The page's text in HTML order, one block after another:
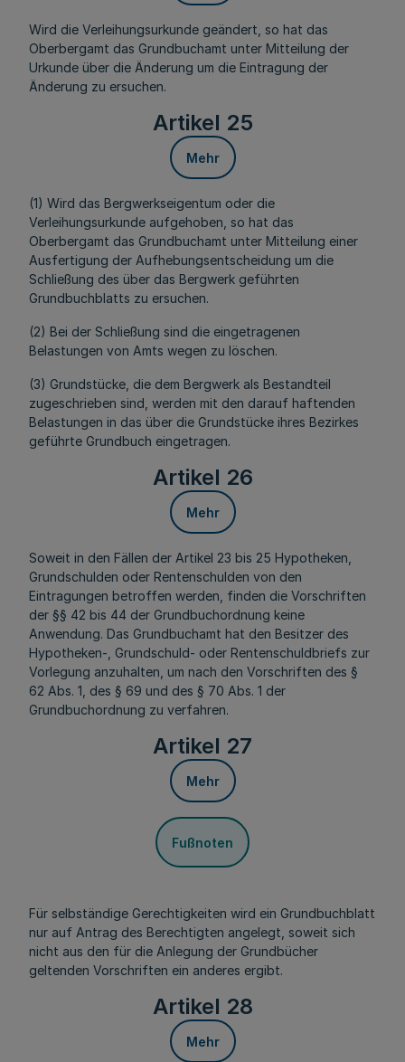
Wird die Verleihungsurkunde geändert, so hat das
Oberbergamt das Grundbuchamt unter Mitteilung der
Urkunde über die Änderung um die Eintragung der
Änderung zu ersuchen.
Artikel 25
Mehr
(1) Wird das Bergwerkseigentum oder die
Verleihungsurkunde aufgehoben, so hat das
Oberbergamt das Grundbuchamt unter Mitteilung einer
Ausfertigung der Aufhebungsentscheidung um die
Schließung des über das Bergwerk geführten
Grundbuchblatts zu ersuchen.
(2) Bei der Schließung sind die eingetragenen
Belastungen von Amts wegen zu löschen.
(3) Grundstücke, die dem Bergwerk als Bestandteil
zugeschrieben sind, werden mit den darauf haftenden
Belastungen in das über die Grundstücke ihres Bezirkes
geführte Grundbuch eingetragen.
Artikel 26
Mehr
Soweit in den Fällen der Artikel 23 bis 25 Hypotheken,
Grundschulden oder Rentenschulden von den
Eintragungen betroffen werden, finden die Vorschriften
der §§ 42 bis 44 der Grundbuchordnung keine
Anwendung. Das Grundbuchamt hat den Besitzer des
Hypotheken-, Grundschuld- oder Rentenschuldbriefs zur
Vorlegung anzuhalten, um nach den Vorschriften des §
62 Abs. 1, des § 69 und des § 70 Abs. 1 der
Grundbuchordnung zu verfahren.
Artikel 27
Mehr
Fußnoten
Für selbständige Gerechtigkeiten wird ein Grundbuchblatt
nur auf Antrag des Berechtigten angelegt, soweit sich
nicht aus den für die Anlegung der Grundbücher
geltenden Vorschriften ein anderes ergibt.
Artikel 28
Mehr